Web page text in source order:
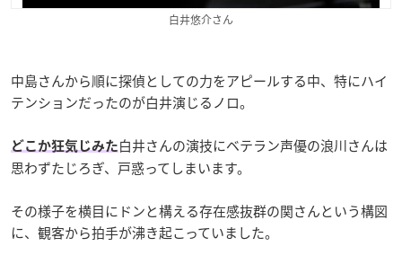
白井悠介さん
中島さんから順に探偵としての力をアピールする中、特にハイ
テンションだったのが白井演じるノロ。
どこか狂気じみた 白井さんの演技にベテラン声優の浪川さんは
思わずたじろぎ、戸惑ってしまいます。
その様子を横目にドンと構える存在感抜群の関さんという構図
に、観客から拍手が沸き起こっていました。